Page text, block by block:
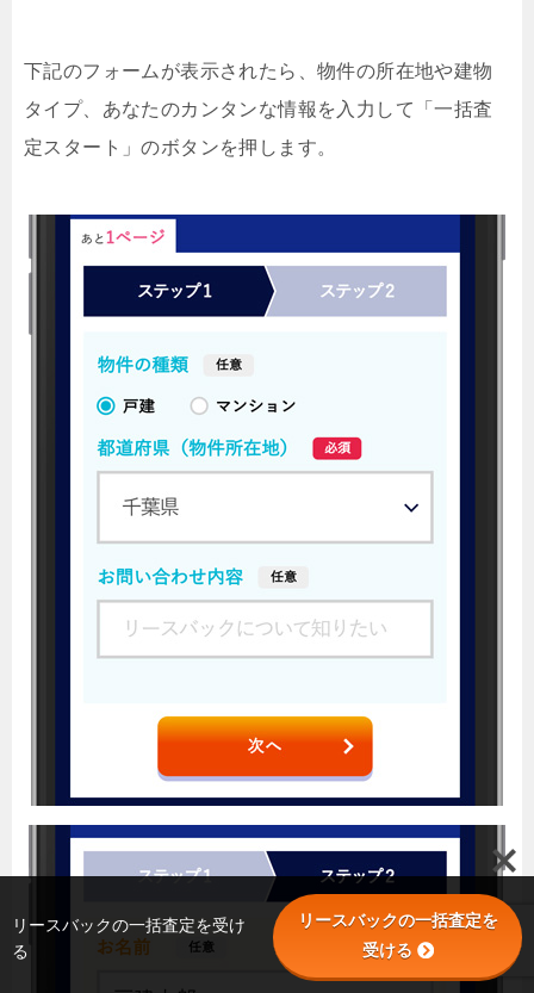
下記のフォームが表示されたら、物件の所在地や建物
タイプ、あなたのカンタンな情報を入力して「一括査
定スタート」のボタンを押します。
リースバックの一括査定を受け
る
リースバックの一括査定を
受ける